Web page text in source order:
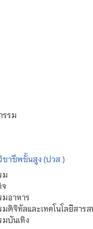
รรม
าชีพชั้นสูง (ปวส.)
ม
อาหาร
ดิจิทัลและเทคโนโลยีสารส
บันเทิง